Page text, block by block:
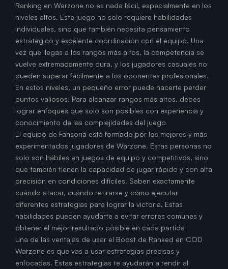
Ranking en Warzone no es nada fácil, especialmente en los
niveles altos. Este juego no solo requiere habilidades
individuales, sino que también necesita pensamiento
estratégico y excelente coordinación con el equipo. Una
vez que llegas a los rangos más altos, la competencia se
vuelve extremadamente dura, y los jugadores casuales no
pueden superar fácilmente a los oponentes profesionales.
En estos niveles, un pequeño error puede hacerte perder
puntos valiosos. Para alcanzar rangos más altos, debes
lograr enfoques que solo son posibles con experiencia y
conocimiento de las complejidades del juego
El equipo de Fansoria está formado por los mejores y más
experimentados jugadores de Warzone. Estas personas no
solo son hábiles en juegos de equipo y competitivos, sino
que también tienen la capacidad de jugar rápido y con alta
precisión en condiciones difíciles. Saben exactamente
cuándo atacar, cuándo retirarse y cómo ejecutar
diferentes estrategias para lograr la victoria. Estas
habilidades pueden ayudarte a evitar errores comunes y
obtener el mejor resultado posible en cada partida
Una de las ventajas de usar el Boost de Ranked en COD
Warzone es que vas a usar estrategias precisas y
enfocadas. Estas estrategias te ayudarán a rendir al